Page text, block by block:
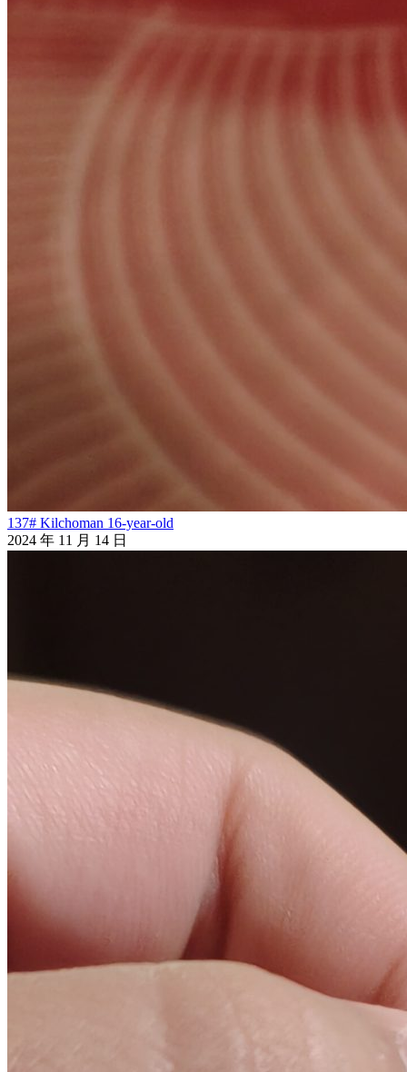
137# Kilchoman 16-year-old
2024 年 11 月 14 日